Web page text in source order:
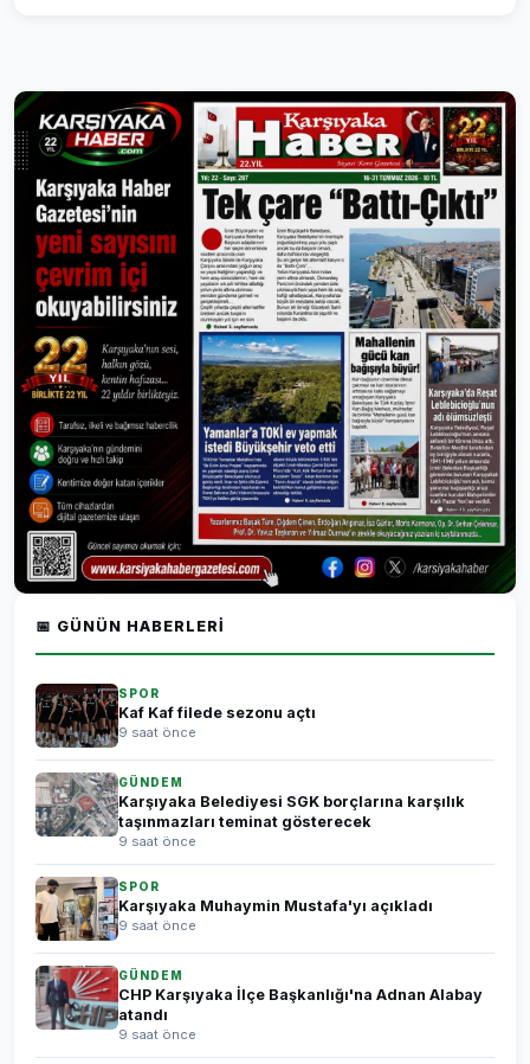
📅 GÜNÜN HABERLERI
SPOR
Kaf Kaf filede sezonu açtı
9 saat önce
GÜNDEM
Karşıyaka Belediyesi SGK borçlarına karşılık
taşınmazları teminat gösterecek
9 saat önce
SPOR
Karşıyaka Muhaymin Mustafa'yı açıkladı
9 saat önce
GÜNDEM
CHP Karşıyaka İlçe Başkanlığı'na Adnan Alabay
atandı
9 saat önce